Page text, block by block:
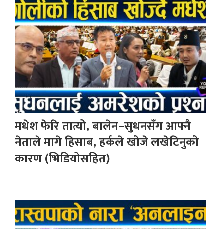
मधेश फेरि तात्यो, बालेन–सुधनसँग आफ्नै
नेताले मागे हिसाब, हर्कले खोजे लखेटिनुको
कारण (भिडियोसहित)